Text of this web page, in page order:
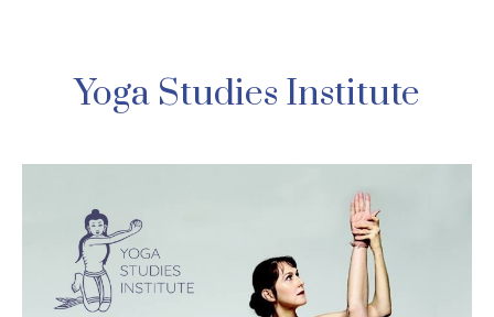
Yoga Studies Institute